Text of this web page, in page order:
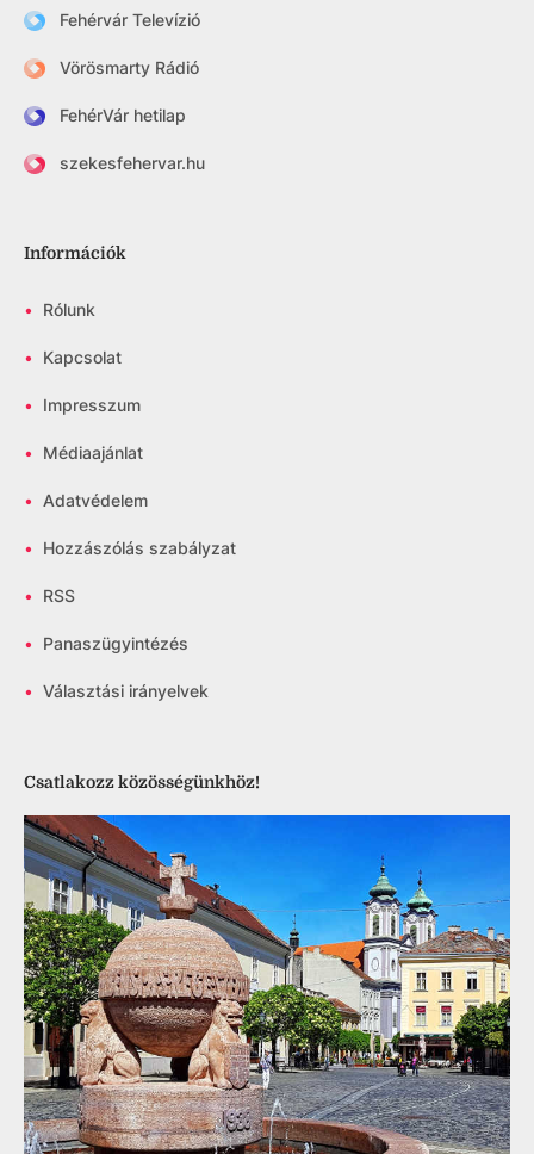
Fehérvár Televízió
Vörösmarty Rádió
FehérVár hetilap
szekesfehervar.hu
Információk
• Rólunk
• Kapcsolat
• Impresszum
• Médiaajánlat
• Adatvédelem
• Hozzászólás szabályzat
• RSS
• Panaszügyintézés
• Választási irányelvek
Csatlakozz közösségünkhöz!